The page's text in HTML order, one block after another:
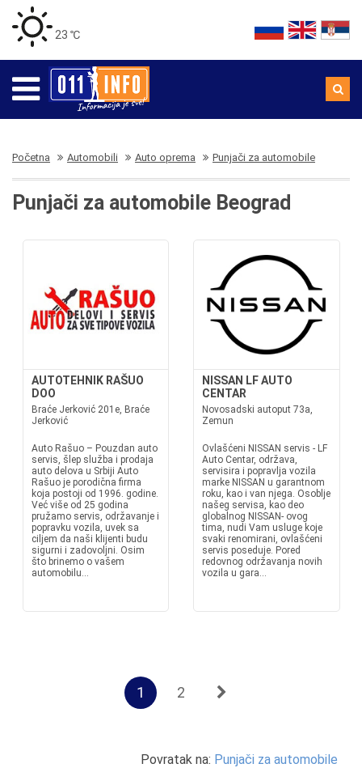
23 ℃
Početna Automobili Auto oprema Punjači za automobile
Punjači za automobile Beograd
AUTOTEHNIK RAŠUO
DOO
Braće Jerković 201e, Braće
Jerković
Auto Rašuo – Pouzdan auto
servis, šlep služba i prodaja
auto delova u Srbiji Auto
Rašuo je porodična firma
koja postoji od 1996. godine.
Već više od 25 godina
pružamo servis, održavanje i
popravku vozila, uvek sa
ciljem da naši klijenti budu
sigurni i zadovoljni. Osim
što brinemo o vašem
automobilu...
NISSAN LF AUTO
CENTAR
Novosadski autoput 73a,
Zemun
Ovlašćeni NISSAN servis - LF
Auto Centar, održava,
servisira i popravlja vozila
marke NISSAN u garantnom
roku, kao i van njega. Osoblje
našeg servisa, kao deo
globalnog NISSAN- ovog
tima, nudi Vam usluge koje
svaki renomirani, ovlašćeni
servis poseduje. Pored
redovnog održavanja novih
vozila u gara...
1 2
Povratak na: Punjači za automobile